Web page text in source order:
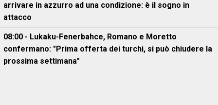
arrivare in azzurro ad una condizione: è il sogno in
attacco
08:00 - Lukaku-Fenerbahce, Romano e Moretto
confermano: "Prima offerta dei turchi, si può chiudere la
prossima settimana"